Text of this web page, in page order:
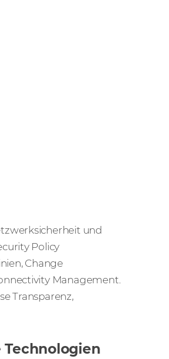
und
Policy
Change
Management.
Transparenz,
Technologien